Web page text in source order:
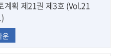
계획 제21권 제3호 (Vol.21
운